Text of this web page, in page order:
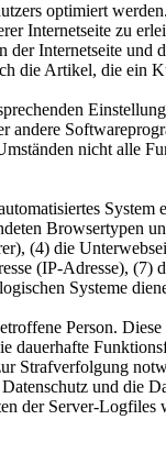
optimiert
Internetseite zu
Internetseite
die Artikel, die ein
nicht alle
Browsertypen
(4) die
(IP-Adresse), (7)
Systeme
Person.
Strafverfolgung
und die
der Server-